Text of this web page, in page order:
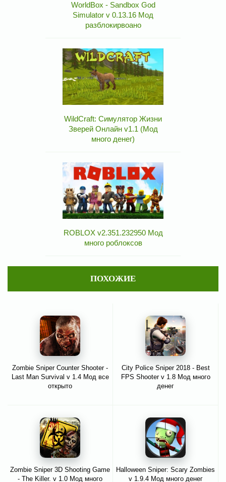
WorldBox - Sandbox God
Simulator v 0.13.16 Мод
разблокирвоано
WildCraft: Симулятор Жизни
Зверей Онлайн v1.1 (Мод
много денег)
ROBLOX v2.351.232950 Мод
много роблоксов
ПОХОЖИЕ
Zombie Sniper Counter Shooter -
Last Man Survival v 1.4 Мод все
открыто
City Police Sniper 2018 - Best
FPS Shooter v 1.8 Мод много
денег
Zombie Sniper 3D Shooting Game
- The Killer. v 1.0 Мод много
Halloween Sniper: Scary Zombies
v 1.9.4 Мод много денег